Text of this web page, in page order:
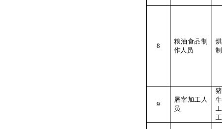
8
粮油食品制
作人员
9
屠宰加工人
员